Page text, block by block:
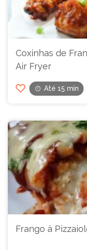
Coxinhas de
Air Fryer
Até 15 min
Frango à